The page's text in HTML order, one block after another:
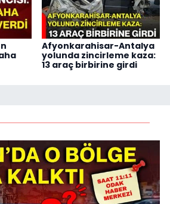
Afyonkarahisar-Antalya
yolunda zincirleme kaza:
13 araç birbirine girdi